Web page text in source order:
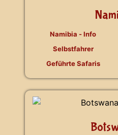
Namibia - Info
Selbstfahrer
Geführte Safaris